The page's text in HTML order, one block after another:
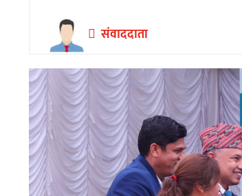
संवाददाता